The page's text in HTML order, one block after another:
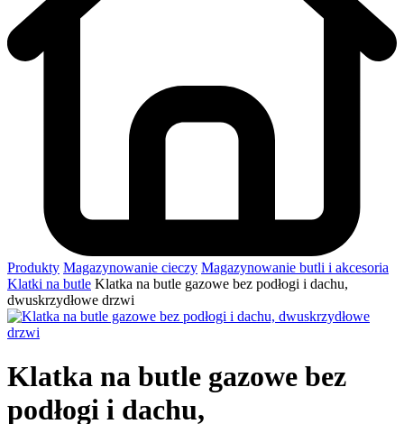
Produkty Magazynowanie cieczy Magazynowanie butli i akcesoria
Klatki na butle Klatka na butle gazowe bez podłogi i dachu,
dwuskrzydłowe drzwi
Klatka na butle gazowe bez
podłogi i dachu,